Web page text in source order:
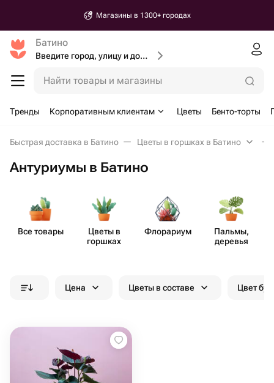
Магазины в 1300+ городах
Батино
Введите город, улицу и дом доставки
Найти товары и магазины
Тренды Корпоративным клиентам Цветы Бенто-торты
Быстрая доставка в Батино Цветы в горшках в Батино
Антуриумы в Батино
Все товары
Цветы в
горшках
Флорариум
Пальмы,
деревья
Цена Цветы в составе Цвет